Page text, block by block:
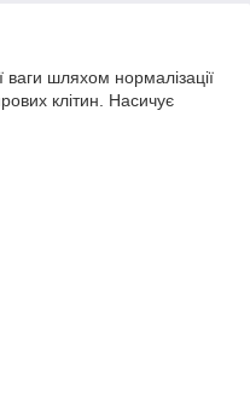
шляхом нормалізації
клітин. Насичує